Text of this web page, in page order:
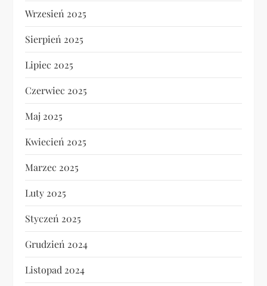
Wrzesień 2025
Sierpień 2025
Lipiec 2025
Czerwiec 2025
Maj 2025
Kwiecień 2025
Marzec 2025
Luty 2025
Styczeń 2025
Grudzień 2024
Listopad 2024